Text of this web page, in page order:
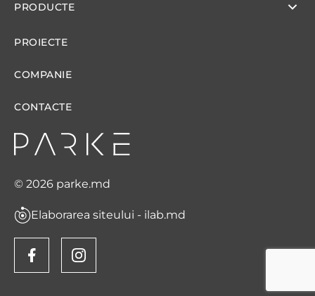
© 2026 parke.md
Elaborarea siteului - ilab.md
PRODUCTE
PROIECTE
COMPANIE
CONTACTE